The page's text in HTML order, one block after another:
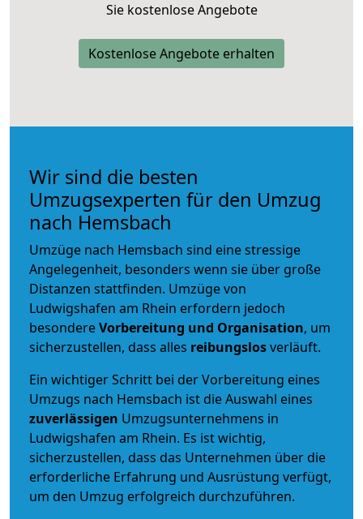
Sie kostenlose Angebote
Kostenlose Angebote erhalten
Wir sind die besten
Umzugsexperten für den Umzug
nach Hemsbach
Umzüge nach Hemsbach sind eine stressige
Angelegenheit, besonders wenn sie über große
Distanzen stattfinden. Umzüge von
Ludwigshafen am Rhein erfordern jedoch
besondereVorbereitung und Organisation, um
sicherzustellen, dass alles reibungslosverläuft.
Ein wichtiger Schritt bei der Vorbereitung eines
Umzugs nach Hemsbach ist die Auswahl eines
zuverlässigen Umzugsunternehmens in
Ludwigshafen am Rhein. Es ist wichtig,
sicherzustellen, dass das Unternehmen über die
erforderliche Erfahrung und Ausrüstung verfügt,
um den Umzug erfolgreich durchzuführen.